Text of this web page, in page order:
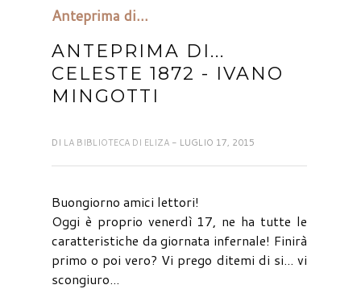
Anteprima di...
ANTEPRIMA DI...
CELESTE 1872 - IVANO
MINGOTTI
DI LA BIBLIOTECA DI ELIZA - LUGLIO 17, 2015
Buongiorno amici lettori!
Oggi è proprio venerdì 17, ne ha tutte le
caratteristiche da giornata infernale! Finirà
primo o poi vero? Vi prego ditemi di si... vi
scongiuro...